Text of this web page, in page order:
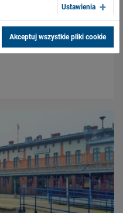
Linii Kolejowych S.A.
ruchu kolejowego będzie
roku do marca
Ustawienia
Akceptuj wszystkie pliki cookie